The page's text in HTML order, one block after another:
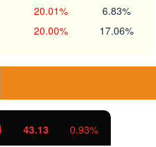
20.01% 6.83%
20.00% 17.06%
1134.24 11.37